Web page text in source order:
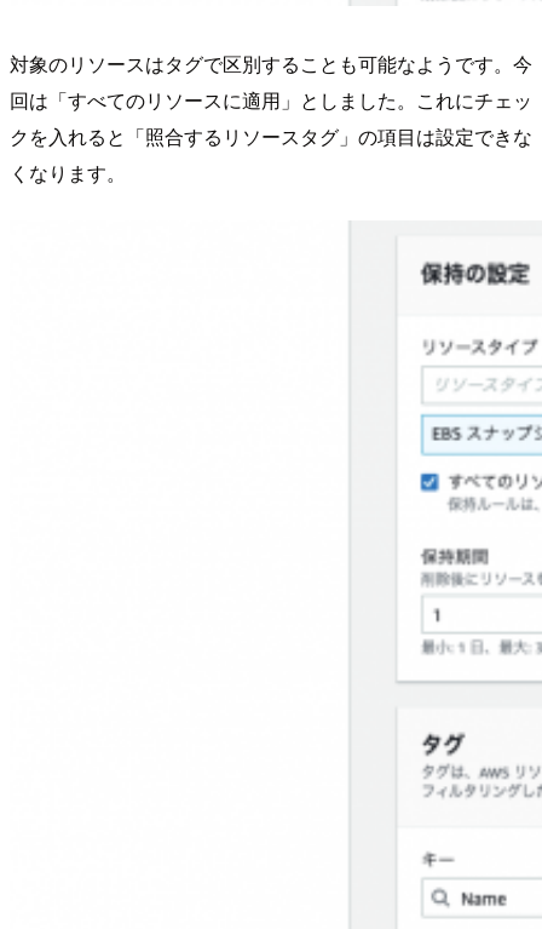
対象のリソースはタグで区別することも可能なようです。今
回は「すべてのリソースに適用」としました。これにチェッ
クを入れると「照合するリソースタグ」の項目は設定できな
くなります。